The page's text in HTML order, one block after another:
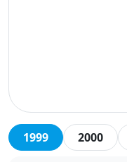
1999 2000